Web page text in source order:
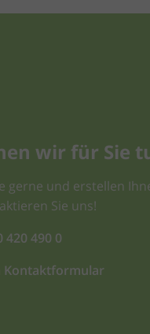
wir für Sie
gerne und erstellen
Sie uns!
420 490 0
Kontaktformular